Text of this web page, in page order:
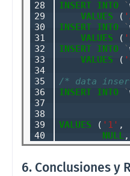
28
29
30
31
32
33
34
35
36
37
38
39
40
INSERT INTO `
VALUES (
INSERT INTO `
VALUES (
INSERT INTO `
VALUES (
/* data
INSERT INTO `
VALUES ( '1' ,
NULL,
6. Conclusiones y